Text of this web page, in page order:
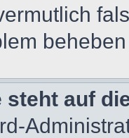
steht auf